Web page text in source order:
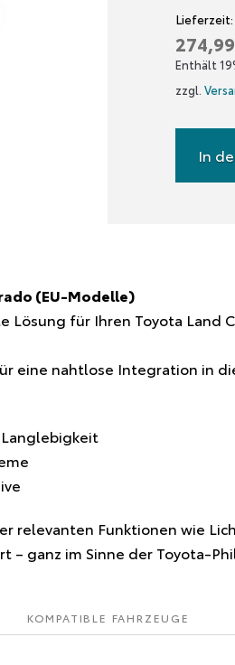
274,99
Enthält
zzgl.
polig,
In
(EU-Modelle)
für Ihren Toyota Land
eine nahtlose Integration in
Funktionen wie
– ganz im Sinne der Toyota-
KOMPATIBLE FAHRZEUGE